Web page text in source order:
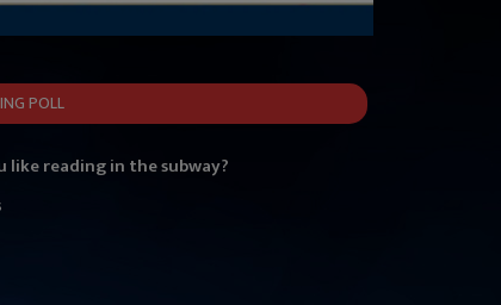
POLL
like reading in the subway?